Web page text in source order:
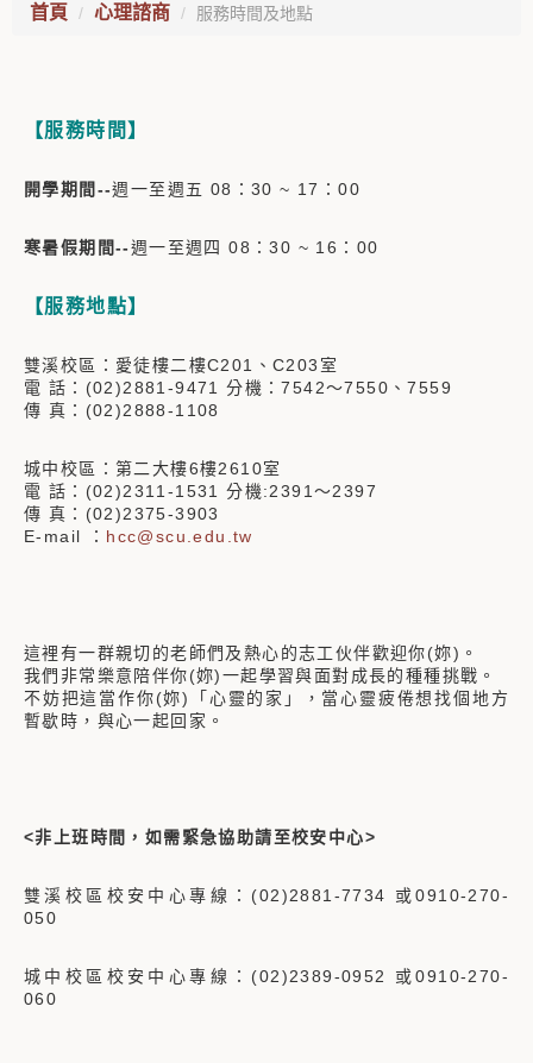
首頁 心理諮商 服務時間及地點
【服務時間】
開學期間--週一至週五 08：30 ~ 17：00
寒暑假期間--週一至週四 08：30 ~ 16：00
【服務地點】
雙溪校區：愛徒樓二樓C201、C203室
電 話：(02)2881-9471 分機：7542～7550、7559
傳 真：(02)2888-1108
城中校區：第二大樓6樓2610室
電 話：(02)2311-1531 分機:2391～2397
傳 真：(02)2375-3903
E-mail ： hcc@scu.edu.tw
這裡有一群親切的老師們及熱心的志工伙伴歡迎你(妳)。
我們非常樂意陪伴你(妳)一起學習與面對成長的種種挑戰。
不妨把這當作你(妳)「心靈的家」，當心靈疲倦想找個地方
暫歇時，與心一起回家。
<非上班時間，如需緊急協助請至校安中心>
雙溪校區校安中心專線：(02)2881-7734 或0910-270-
050
城中校區校安中心專線：(02)2389-0952 或0910-270-
060